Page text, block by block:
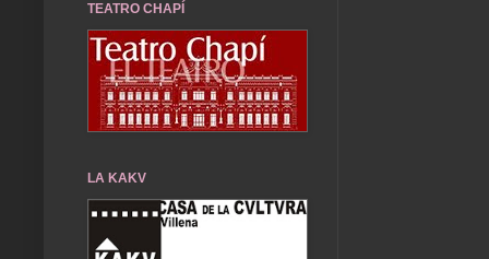
TEATRO CHAPÍ
LA KAKV